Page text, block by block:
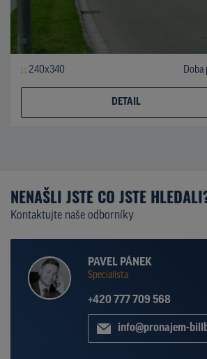
240x340 Doba
DETAIL
NENAŠLI JSTE CO JSTE
Kontaktujte naše odborníky
PAVEL PÁNEK
Specialista
+420 777 709 568
info@pronajem-